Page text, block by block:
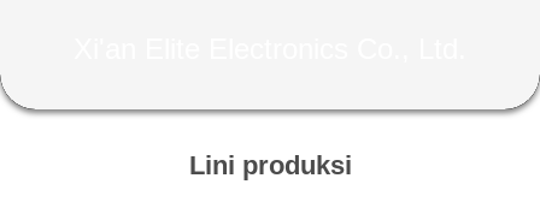
TUR
Lini produksi